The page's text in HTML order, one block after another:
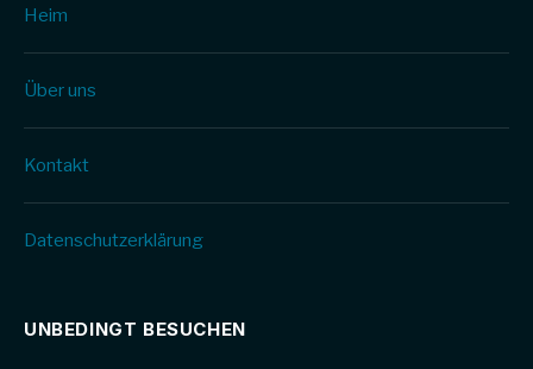
Heim
Über uns
Kontakt
Datenschutz­erklärung
UNBEDINGT BESUCHEN